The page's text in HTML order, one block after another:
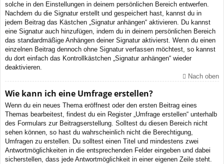
solche in den Einstellungen in deinem persönlichen Bereich entwerfen.
Nachdem du die Signatur erstellt und gespeichert hast, kannst du in
jedem Beitrag das Kästchen „Signatur anhängen“ aktivieren. Du kannst
eine Signatur auch hinzufügen, indem du in deinem persönlichen Bereich
das standardmäßige Anhängen deiner Signatur aktivierst. Wenn du einen
einzelnen Beitrag dennoch ohne Signatur verfassen möchtest, so kannst
du dort einfach das Kontrollkästchen „Signatur anhängen“ wieder
deaktivieren.
Nach oben
Wie kann ich eine Umfrage erstellen?
Wenn du ein neues Thema eröffnest oder den ersten Beitrag eines
Themas bearbeitest, findest du ein Register „Umfrage erstellen“ unterhalb
des Formulars zur Beitragserstellung. Solltest du diesen Bereich nicht
sehen können, so hast du wahrscheinlich nicht die Berechtigung,
Umfragen zu erstellen. Du solltest einen Titel und mindestens zwei
Antwortmöglichkeiten in die entsprechenden Felder eingeben und dabei
sicherstellen, dass jede Antwortmöglichkeit in einer eigenen Zeile steht.